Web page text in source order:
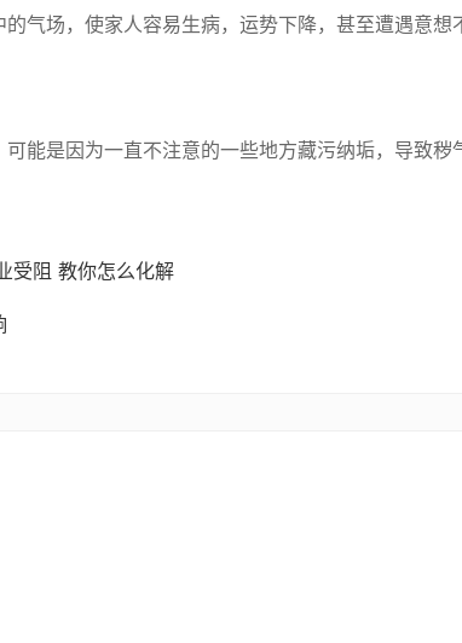
气场，使家人容易生病，运势下降，甚至遭遇意想
是因为一直不注意的一些地方藏污纳垢，导致秽
受阻 教你怎么化解